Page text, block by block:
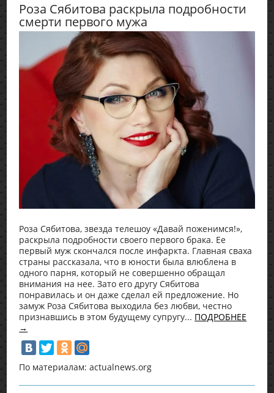
Роза Сябитова раскрыла подробности
смерти первого мужа
Роза Сябитова, звезда телешоу «Давай поженимся!»,
раскрыла подробности своего первого брака. Ее
первый муж скончался после инфаркта. Главная сваха
страны рассказала, что в юности была влюблена в
одного парня, который не совершенно обращал
внимания на нее. Зато его другу Сябитова
понравилась и он даже сделал ей предложение. Но
замуж Роза Сябитова выходила без любви, честно
признавшись в этом будущему супругу... ПОДРОБНЕЕ
→
По материалам: actualnews.org